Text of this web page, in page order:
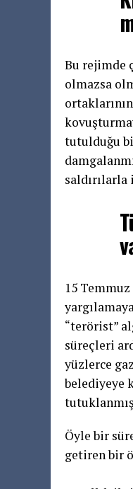
Bu rejimde
olmazsa
tutulduğu
saldırılarla
15
“terörist”
süreçleri
yüzlerce
belediyeye
Öyle bir
getiren bir